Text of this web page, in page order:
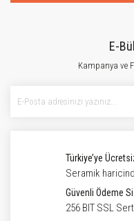
E-
Kampanya ve
Türkiye’ye
Seramik
Güvenli Ödeme
256 BIT SSL